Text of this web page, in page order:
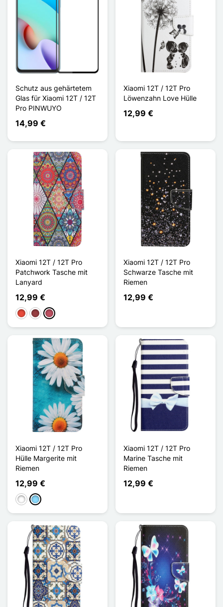
Schutz aus gehärtetem
Glas für Xiaomi 12T / 12T
Pro PINWUYO
14,99 €
Xiaomi 12T / 12T Pro
Löwenzahn Love Hülle
12,99 €
Xiaomi 12T / 12T Pro
Patchwork Tasche mit
Lanyard
12,99 €
Rot DunkelrotDunkelrosa
Xiaomi 12T / 12T Pro
Schwarze Tasche mit
Riemen
12,99 €
Xiaomi 12T / 12T Pro
Hülle Margerite mit
Riemen
12,99 €
WeißHellblau
Xiaomi 12T / 12T Pro
Marine Tasche mit
Riemen
12,99 €